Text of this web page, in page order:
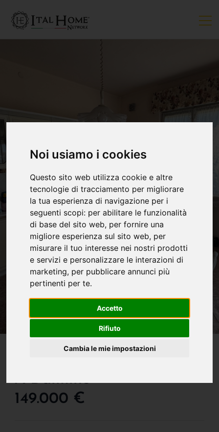
Noi usiamo i cookies
Questo sito web utilizza cookie e altre
tecnologie di tracciamento per migliorare
la tua esperienza di navigazione per i
seguenti scopi: per abilitare le funzionalità
di base del sito web, per fornire una
migliore esperienza sul sito web, per
misurare il tuo interesse nei nostri prodotti
e servizi e personalizzare le interazioni di
marketing, per pubblicare annunci più
pertinenti per te.
Accetto
Rifiuto
Cambia le mie impostazioni
A Dalmine
149.000 €